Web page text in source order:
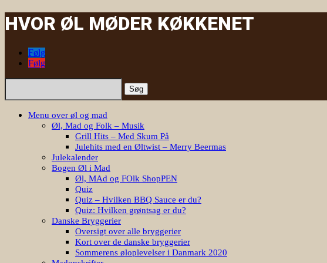
HVOR ØL MØDER KØKKENET
Følg
Følg
Søg
Menu over øl og mad
Øl, Mad og Folk – Musik
Grill Hits – Med Skum På
Julehits med en Øltwist – Merry Beermas
Julekalender
Bogen Øl i Mad
Øl, MAd og FOlk ShopPEN
Quiz
Quiz – Hvilken BBQ Sauce er du?
Quiz: Hvilken grøntsag er du?
Danske Bryggerier
Oversigt over alle bryggerier
Kort over de danske bryggerier
Sommerens øloplevelser i Danmark 2020